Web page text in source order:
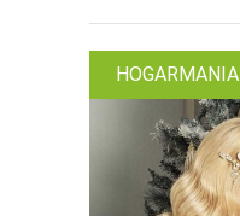
HOGARMANIA